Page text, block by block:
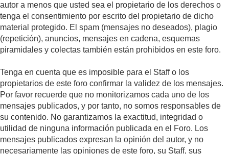
autor a menos que usted sea el propietario de los derechos o
tenga el consentimiento por escrito del propietario de dicho
material protegido. El spam (mensajes no deseados), plagio
(repetición), anuncios, mensajes en cadena, esquemas
piramidales y colectas también están prohibidos en este foro.
Tenga en cuenta que es imposible para el Staff o los
propietarios de este foro confirmar la validez de los mensajes.
Por favor recuerde que no monitorizamos cada uno de los
mensajes publicados, y por tanto, no somos responsables de
su contenido. No garantizamos la exactitud, integridad o
utilidad de ninguna información publicada en el Foro. Los
mensajes publicados expresan la opinión del autor, y no
necesariamente las opiniones de este foro, su Staff, sus